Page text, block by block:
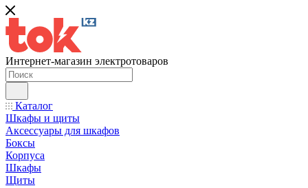
Интернет-магазин электротоваров
Каталог
Шкафы и щиты
Аксессуары для шкафов
Боксы
Корпуса
Шкафы
Щиты